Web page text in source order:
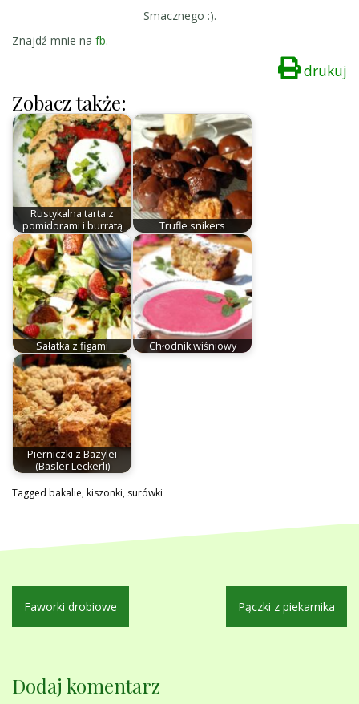
Smacznego :).
Znajdź mnie na fb.
drukuj
Zobacz także:
Rustykalna tarta z
pomidorami i burratą
Trufle snikers
Sałatka z figami Chłodnik wiśniowy
Pierniczki z Bazylei
(Basler Leckerli)
Tagged bakalie,kiszonki, surówki
Nawigacja
wpisu
Faworki drobiowe Pączki z piekarnika
Dodaj komentarz